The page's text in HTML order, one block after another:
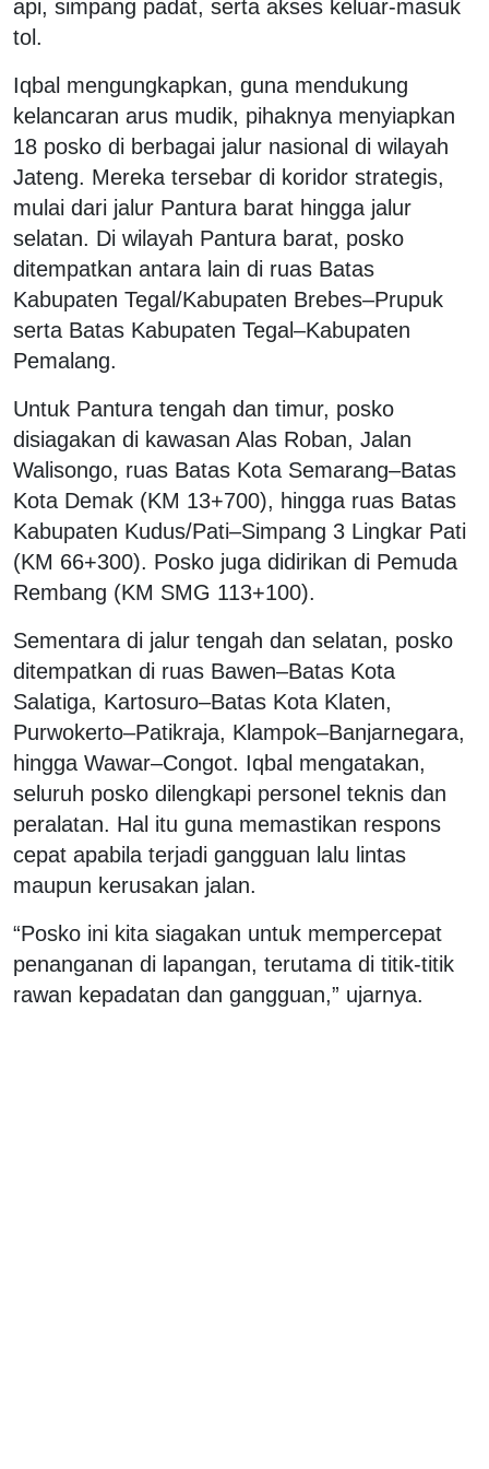
api, simpang padat, serta akses keluar-masuk
tol.
Iqbal mengungkapkan, guna mendukung
kelancaran arus mudik, pihaknya menyiapkan
18 posko di berbagai jalur nasional di wilayah
Jateng. Mereka tersebar di koridor strategis,
mulai dari jalur Pantura barat hingga jalur
selatan. Di wilayah Pantura barat, posko
ditempatkan antara lain di ruas Batas
Kabupaten Tegal/Kabupaten Brebes–Prupuk
serta Batas Kabupaten Tegal–Kabupaten
Pemalang.
Untuk Pantura tengah dan timur, posko
disiagakan di kawasan Alas Roban, Jalan
Walisongo, ruas Batas Kota Semarang–Batas
Kota Demak (KM 13+700), hingga ruas Batas
Kabupaten Kudus/Pati–Simpang 3 Lingkar Pati
(KM 66+300). Posko juga didirikan di Pemuda
Rembang (KM SMG 113+100).
Sementara di jalur tengah dan selatan, posko
ditempatkan di ruas Bawen–Batas Kota
Salatiga, Kartosuro–Batas Kota Klaten,
Purwokerto–Patikraja, Klampok–Banjarnegara,
hingga Wawar–Congot. Iqbal mengatakan,
seluruh posko dilengkapi personel teknis dan
peralatan. Hal itu guna memastikan respons
cepat apabila terjadi gangguan lalu lintas
maupun kerusakan jalan.
“Posko ini kita siagakan untuk mempercepat
penanganan di lapangan, terutama di titik-titik
rawan kepadatan dan gangguan,” ujarnya.